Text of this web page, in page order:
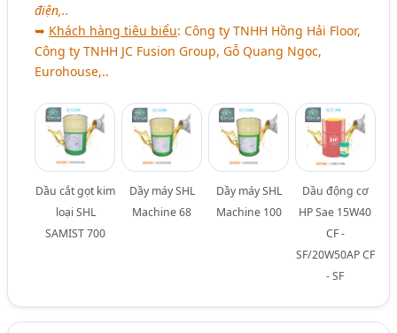
điện,..
➥ Khách hàng tiêu biểu: Công ty TNHH Hồng Hải Floor,
Công ty TNHH JC Fusion Group, Gỗ Quang Ngọc,
Eurohouse,..
Dầu cắt gọt kim
loại SHL
SAMIST 700
Dầy máy SHL
Machine 68
Dầy máy SHL
Machine 100
Dầu động cơ
HP Sae 15W40
CF -
SF/20W50AP CF
- SF